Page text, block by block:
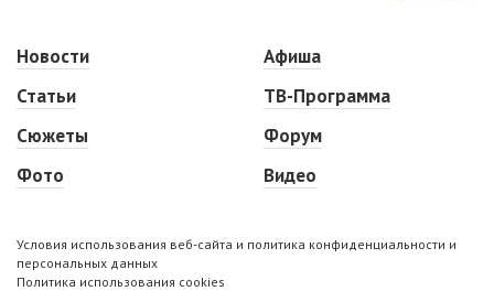
Новости
Статьи
Сюжеты
Фото
Афиша
ТВ-Программа
Форум
Видео
Условия использования веб-сайта и политика конфиденциальности и
персональных данных
Политика использования cookies